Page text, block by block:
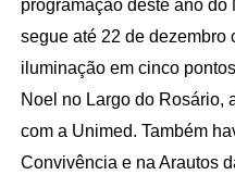
programação deste ano
segue até 22 de dezembro
iluminação em cinco
Noel no Largo do Rosário,
com a Unimed. Também
Convivência e na Arautos